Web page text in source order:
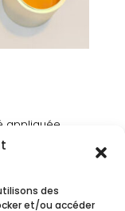
des
et/ou accéder
appliquée
pastel,
plus
les plinthes,
les couleurs